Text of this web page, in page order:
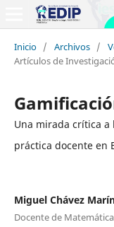
Inicio / Archivos /
Artículos de
Una mirada crítica
práctica docente en
Miguel Chávez
Docente de